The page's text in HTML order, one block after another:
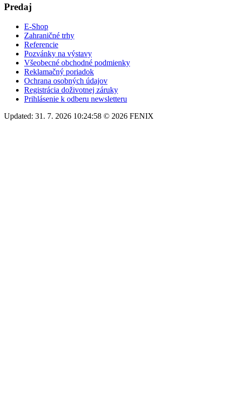
Predaj
E-Shop
Zahraničné trhy
Referencie
Pozvánky na výstavy
Všeobecné obchodné podmienky
Reklamačný poriadok
Ochrana osobných údajov
Registrácia doživotnej záruky
Prihlásenie k odberu newsletteru
Updated: 31. 7. 2026 10:24:58 © 2026 FENIX